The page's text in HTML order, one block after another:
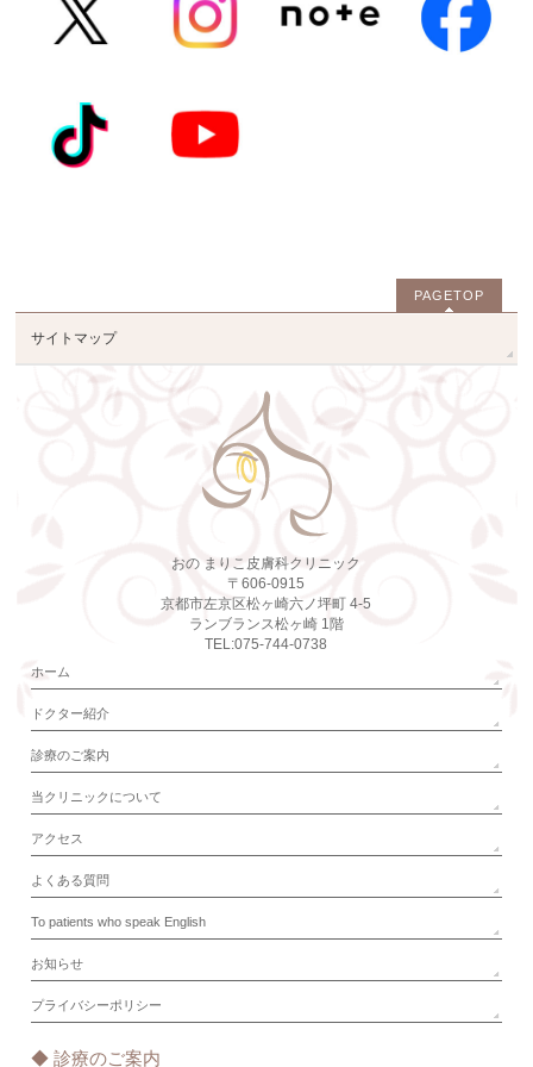
PAGETOP
サイトマップ
おの まりこ皮膚科クリニック
〒606-0915
京都市左京区松ヶ崎六ノ坪町 4-5
ランブランス松ヶ崎 1階
TEL:075-744-0738
ホーム
ドクター紹介
診療のご案内
当クリニックについて
アクセス
よくある質問
To patients who speak English
お知らせ
プライバシーポリシー
◆ 診療のご案内